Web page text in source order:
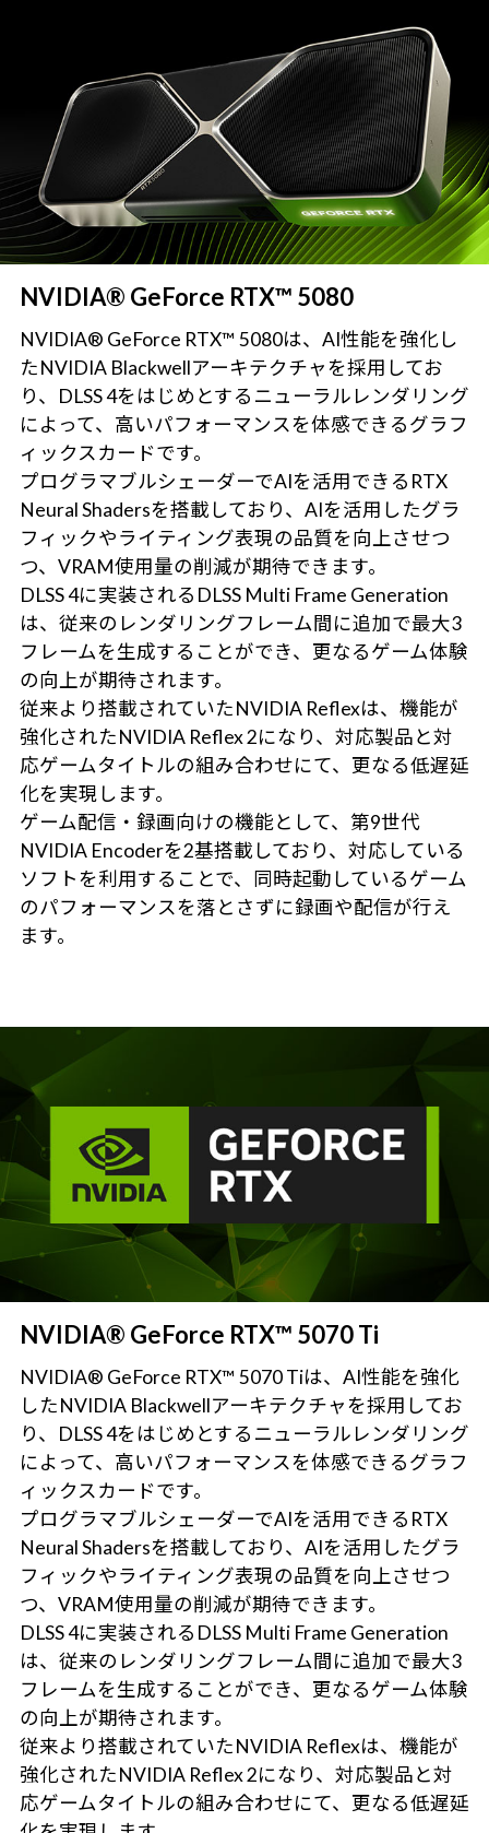
NVIDIA® GeForce RTX™ 5080
NVIDIA® GeForce RTX™ 5080は、AI性能を強化し
たNVIDIA Blackwellアーキテクチャを採用してお
り、DLSS 4をはじめとするニューラルレンダリング
によって、高いパフォーマンスを体感できるグラフ
ィックスカードです。
プログラマブルシェーダーでAIを活用できるRTX
Neural Shadersを搭載しており、AIを活用したグラ
フィックやライティング表現の品質を向上させつ
つ、VRAM使用量の削減が期待できます。
DLSS 4に実装されるDLSS Multi Frame Generation
は、従来のレンダリングフレーム間に追加で最大3
フレームを生成することができ、更なるゲーム体験
の向上が期待されます。
従来より搭載されていたNVIDIA Reflexは、機能が
強化されたNVIDIA Reflex 2になり、対応製品と対
応ゲームタイトルの組み合わせにて、更なる低遅延
化を実現します。
ゲーム配信・録画向けの機能として、第9世代
NVIDIA Encoderを2基搭載しており、対応している
ソフトを利用することで、同時起動しているゲーム
のパフォーマンスを落とさずに録画や配信が行え
ます。
NVIDIA® GeForce RTX™ 5070 Ti
NVIDIA® GeForce RTX™ 5070 Tiは、AI性能を強化
したNVIDIA Blackwellアーキテクチャを採用してお
り、DLSS 4をはじめとするニューラルレンダリング
によって、高いパフォーマンスを体感できるグラフ
ィックスカードです。
プログラマブルシェーダーでAIを活用できるRTX
Neural Shadersを搭載しており、AIを活用したグラ
フィックやライティング表現の品質を向上させつ
つ、VRAM使用量の削減が期待できます。
DLSS 4に実装されるDLSS Multi Frame Generation
は、従来のレンダリングフレーム間に追加で最大3
フレームを生成することができ、更なるゲーム体験
の向上が期待されます。
従来より搭載されていたNVIDIA Reflexは、機能が
強化されたNVIDIA Reflex 2になり、対応製品と対
応ゲームタイトルの組み合わせにて、更なる低遅延